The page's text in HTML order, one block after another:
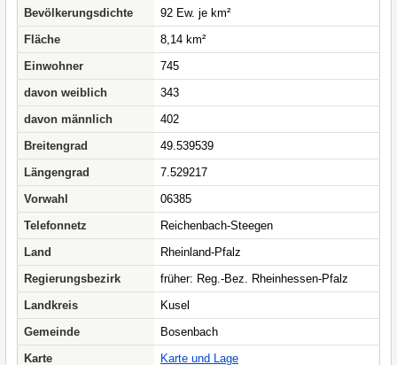
Bevölkerungsdichte
92 Ew. je km²
Fläche
8,14 km²
Einwohner
745
davon weiblich
343
davon männlich
402
Breitengrad
49.539539
Längengrad
7.529217
Vorwahl
06385
Telefonnetz
Reichenbach-Steegen
Land
Rheinland-Pfalz
Regierungsbezirk
früher: Reg.-Bez. Rheinhessen-Pfalz
Landkreis
Kusel
Gemeinde
Bosenbach
Karte
Karte und Lage